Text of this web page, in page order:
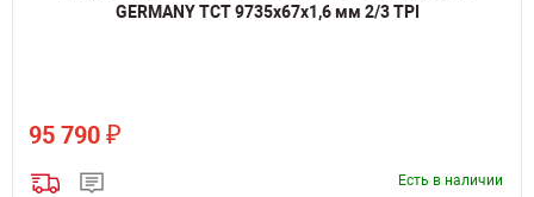
GERMANY TCT 9735х67х1,6 мм 2/3 TPI
95 790 ₽
Есть в наличии